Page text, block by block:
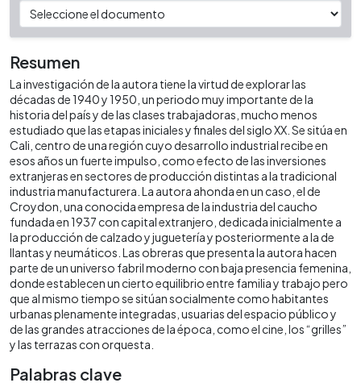
Resumen
La investigación de la autora tiene la virtud de explorar las
décadas de 1940 y 1950, un periodo muy importante de la
historia del país y de las clases trabajadoras, mucho menos
estudiado que las etapas iniciales y finales del siglo XX. Se sitúa en
Cali, centro de una región cuyo desarrollo industrial recibe en
esos años un fuerte impulso, como efecto de las inversiones
extranjeras en sectores de producción distintas a la tradicional
industria manufacturera. La autora ahonda en un caso, el de
Croydon, una conocida empresa de la industria del caucho
fundada en 1937 con capital extranjero, dedicada inicialmente a
la producción de calzado y juguetería y posteriormente a la de
llantas y neumáticos. Las obreras que presenta la autora hacen
parte de un universo fabril moderno con baja presencia femenina,
donde establecen un cierto equilibrio entre familia y trabajo pero
que al mismo tiempo se sitúan socialmente como habitantes
urbanas plenamente integradas, usuarias del espacio público y
de las grandes atracciones de la época, como el cine, los “grilles”
y las terrazas con orquesta.
Palabras clave